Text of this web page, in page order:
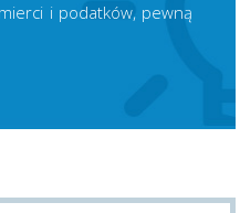
i podatków, pewną